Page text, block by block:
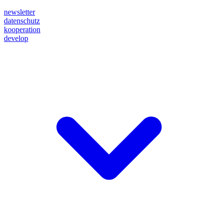
newsletter
datenschutz
kooperation
develop